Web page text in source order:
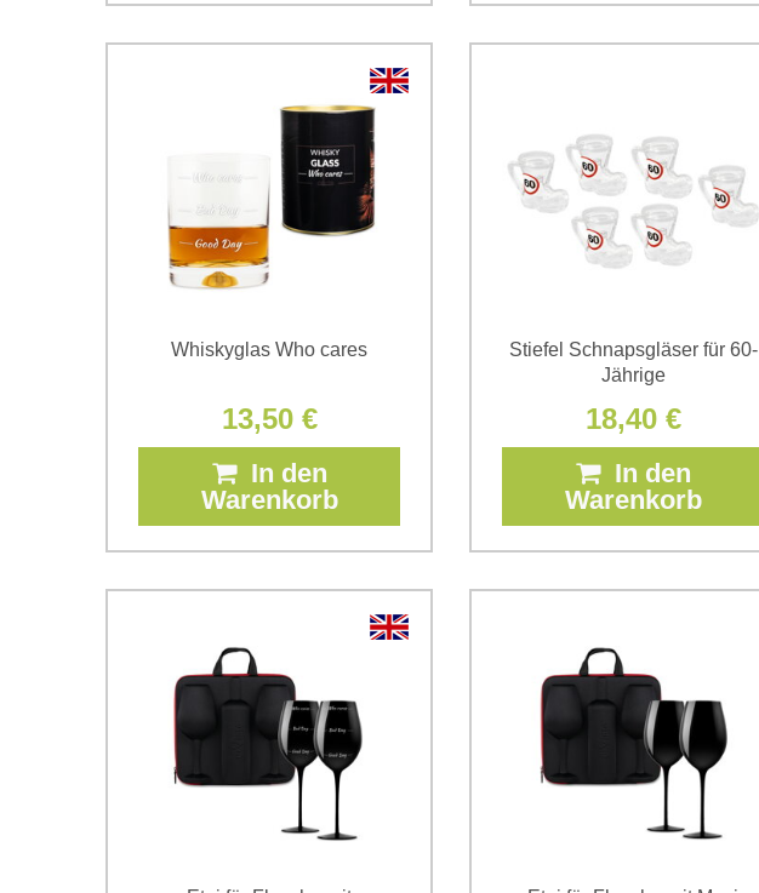
Whiskyglas Who cares
13,50 €
In den
Warenkorb
Stiefel Schnapsgläser für 60-
Jährige
18,40 €
In den
Warenkorb